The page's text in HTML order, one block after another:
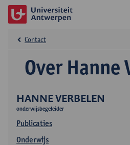
HANNE VERBELEN
onderwijsbegeleider
Publicaties
Onderwijs
Over Hanne
Contact